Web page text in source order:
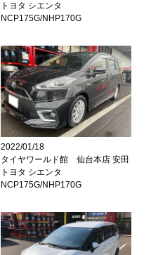
トヨタ シエンタ
NCP175G/NHP170G
2022/01/18
タイヤワールド館 仙台本店 安田
トヨタ シエンタ
NCP175G/NHP170G